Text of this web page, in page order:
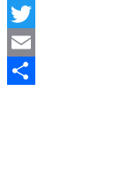
Facebook
Twitter
Email